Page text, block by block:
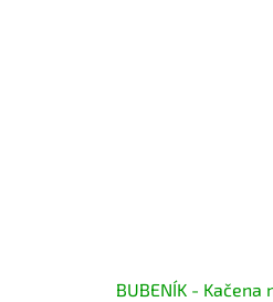
BUBENÍK - Kačena